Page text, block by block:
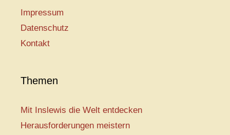
Impressum
Datenschutz
Kontakt
Themen
Mit Inslewis die Welt entdecken
Herausforderungen meistern